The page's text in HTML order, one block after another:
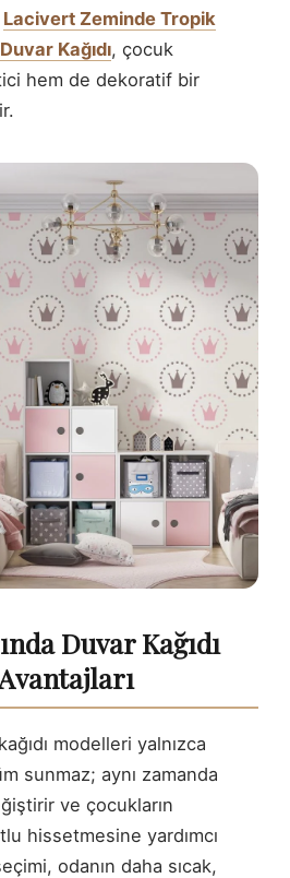
Lacivert Zeminde Tropik
Kağıdı, çocuk
hem de dekoratif bir
Duvar Kağıdı
modelleri yalnızca
sunmaz; aynı zamanda
ve çocukların
hissetmesine yardımcı
odanın daha sıcak,
KOPYALA